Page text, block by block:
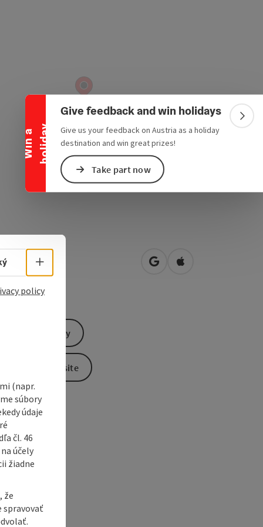
W
i
n
a
h
o
l
i
d
a y
Collapse banner Give feedback and win holidays
Give us your feedback on Austria as a holiday
destination and win great prizes!
Take part now
St. Aegidi open in Google Maps
Open in Apple
Send inquiry
To the website
Select language - Open menu
policy
(napr.
súbory
údaje
čl. 46
účely
žiadne
že
spravovať